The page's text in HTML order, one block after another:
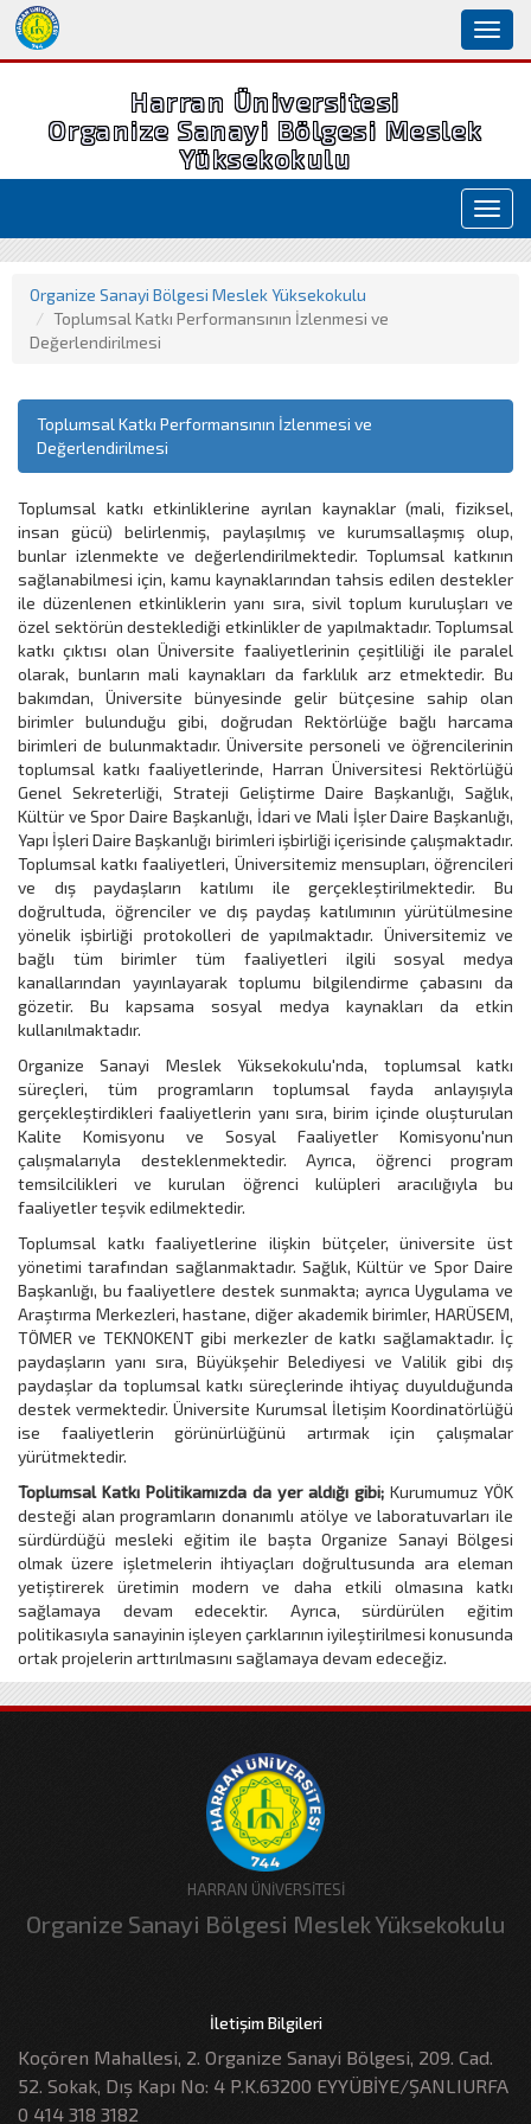
Harran Üniversitesi
Organize Sanayi Bölgesi Meslek
Yüksekokulu
Organize Sanayi Bölgesi Meslek Yüksekokulu
Toplumsal Katkı Performansının İzlenmesi ve
Değerlendirilmesi
Toplumsal Katkı Performansının İzlenmesi ve
Değerlendirilmesi
Toplumsal katkı etkinliklerine ayrılan kaynaklar (mali, fiziksel,
insan gücü) belirlenmiş, paylaşılmış ve kurumsallaşmış olup,
bunlar izlenmekte ve değerlendirilmektedir. Toplumsal katkının
sağlanabilmesi için, kamu kaynaklarından tahsis edilen destekler
ile düzenlenen etkinliklerin yanı sıra, sivil toplum kuruluşları ve
özel sektörün desteklediği etkinlikler de yapılmaktadır. Toplumsal
katkı çıktısı olan Üniversite faaliyetlerinin çeşitliliği ile paralel
olarak, bunların mali kaynakları da farklılık arz etmektedir. Bu
bakımdan, Üniversite bünyesinde gelir bütçesine sahip olan
birimler bulunduğu gibi, doğrudan Rektörlüğe bağlı harcama
birimleri de bulunmaktadır. Üniversite personeli ve öğrencilerinin
toplumsal katkı faaliyetlerinde, Harran Üniversitesi Rektörlüğü
Genel Sekreterliği, Strateji Geliştirme Daire Başkanlığı, Sağlık,
Kültür ve Spor Daire Başkanlığı, İdari ve Mali İşler Daire Başkanlığı,
Yapı İşleri Daire Başkanlığı birimleri işbirliği içerisinde çalışmaktadır.
Toplumsal katkı faaliyetleri, Üniversitemiz mensupları, öğrencileri
ve dış paydaşların katılımı ile gerçekleştirilmektedir. Bu
doğrultuda, öğrenciler ve dış paydaş katılımının yürütülmesine
yönelik işbirliği protokolleri de yapılmaktadır. Üniversitemiz ve
bağlı tüm birimler tüm faaliyetleri ilgili sosyal medya
kanallarından yayınlayarak toplumu bilgilendirme çabasını da
gözetir. Bu kapsama sosyal medya kaynakları da etkin
kullanılmaktadır.
Organize Sanayi Meslek Yüksekokulu'nda, toplumsal katkı
süreçleri, tüm programların toplumsal fayda anlayışıyla
gerçekleştirdikleri faaliyetlerin yanı sıra, birim içinde oluşturulan
Kalite Komisyonu ve Sosyal Faaliyetler Komisyonu'nun
çalışmalarıyla desteklenmektedir. Ayrıca, öğrenci program
temsilcilikleri ve kurulan öğrenci kulüpleri aracılığıyla bu
faaliyetler teşvik edilmektedir.
Toplumsal katkı faaliyetlerine ilişkin bütçeler, üniversite üst
yönetimi tarafından sağlanmaktadır. Sağlık, Kültür ve Spor Daire
Başkanlığı, bu faaliyetlere destek sunmakta; ayrıca Uygulama ve
Araştırma Merkezleri, hastane, diğer akademik birimler, HARÜSEM,
TÖMER ve TEKNOKENT gibi merkezler de katkı sağlamaktadır. İç
paydaşların yanı sıra, Büyükşehir Belediyesi ve Valilik gibi dış
paydaşlar da toplumsal katkı süreçlerinde ihtiyaç duyulduğunda
destek vermektedir. Üniversite Kurumsal İletişim Koordinatörlüğü
ise faaliyetlerin görünürlüğünü artırmak için çalışmalar
yürütmektedir.
Toplumsal Katkı Politikamızda da yer aldığı gibi; Kurumumuz YÖK
desteği alan programların donanımlı atölye ve laboratuvarları ile
sürdürdüğü mesleki eğitim ile başta Organize Sanayi Bölgesi
olmak üzere işletmelerin ihtiyaçları doğrultusunda ara eleman
yetiştirerek üretimin modern ve daha etkili olmasına katkı
sağlamaya devam edecektir. Ayrıca, sürdürülen eğitim
politikasıyla sanayinin işleyen çarklarının iyileştirilmesi konusunda
ortak projelerin arttırılmasını sağlamaya devam edeceğiz.
HARRAN ÜNİVERSİTESİ
Organize Sanayi Bölgesi Meslek Yüksekokulu
İletişim Bilgileri
Koçören Mahallesi, 2. Organize Sanayi Bölgesi, 209. Cad.
52. Sokak, Dış Kapı No: 4 P.K.63200 EYYÜBİYE/ŞANLIURFA
0 414 318 3182